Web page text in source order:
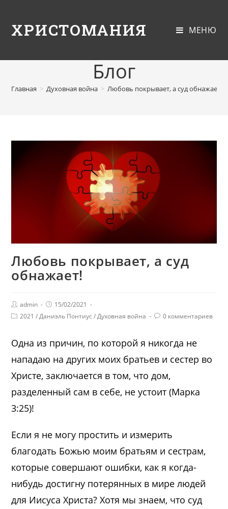
ХРИСТОМАНИЯ МЕНЮ
Блог
Главная > Духовная война > Любовь покрывает, а суд обнажает!
Любовь покрывает, а суд
обнажает!
admin
15/02/2021
2021 / Даниэль Понтиус / Духовная война 0 комментариев
Одна из причин, по которой я никогда не
нападаю на других моих братьев и сестер во
Христе, заключается в том, что дом,
разделенный сам в себе, не устоит (Марка
3:25)!
Если я не могу простить и измерить
благодать Божью моим братьям и сестрам,
которые совершают ошибки, как я когда-
нибудь достигну потерянных в мире людей
для Иисуса Христа? Хотя мы знаем, что суд